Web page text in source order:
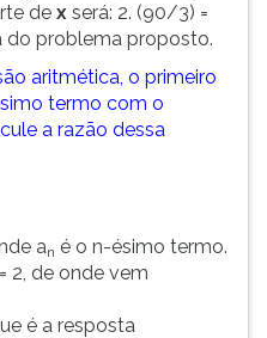
de x será: 2. (90/3) =
do problema proposto.
aritmética, o primeiro
termo com o
a razão dessa
an é o n-ésimo termo.
2, de onde vem
é a resposta